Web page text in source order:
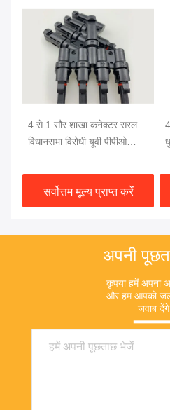
4 से 1 सौर शाखा कनेक्टर सरल
विधानसभा विरोधी यूवी पीपीओ
की क्षमता के साथ
सर्वोत्तम मूल्य प्राप्त करें
अपनी
कृपया हमें अपना
और हम आपको
जवाब